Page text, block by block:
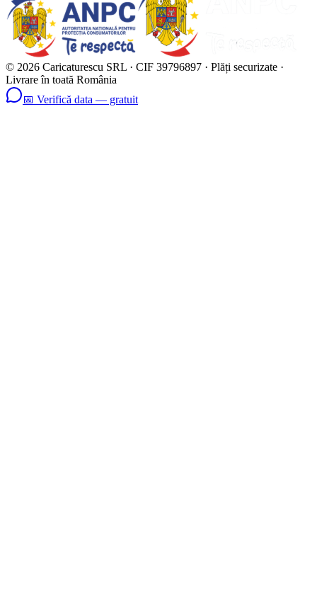
© 2026 Caricaturescu SRL · CIF 39796897 · Plăți securizate ·
Livrare în toată România
📅 Verifică data — gratuit